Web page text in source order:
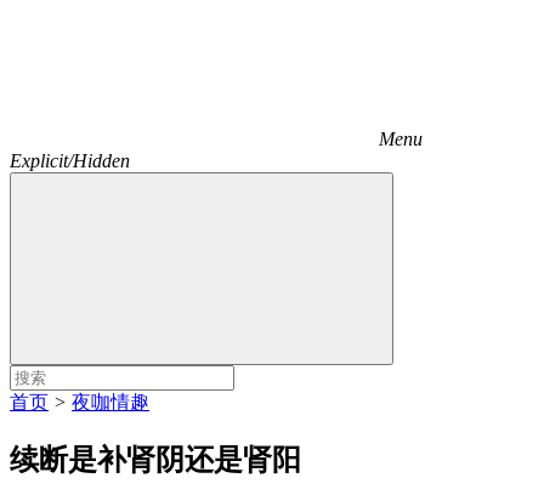
Menu
Explicit/Hidden
首页 > 夜咖情趣
续断是补肾阴还是肾阳